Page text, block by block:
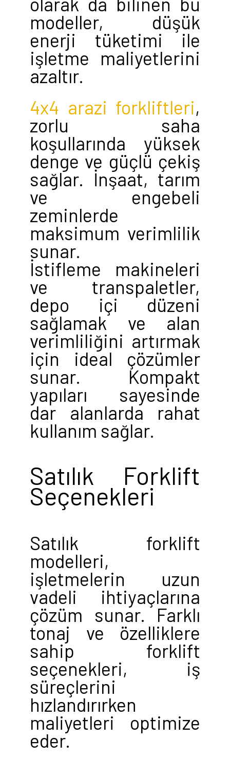
modeller, düşük
enerji tüketimi ile
işletme maliyetlerini
azaltır.
4x4 arazi forkliftleri,
zorlu saha
koşullarında yüksek
denge ve güçlü çekiş
sağlar. İnşaat, tarım
ve engebeli
zeminlerde
maksimum verimlilik
sunar.
İstifleme makineleri
ve transpaletler,
depo içi düzeni
sağlamak ve alan
verimliliğini artırmak
için ideal çözümler
sunar. Kompakt
yapıları sayesinde
dar alanlarda rahat
kullanım sağlar.
Satılık Forklift
Seçenekleri
Satılık forklift
modelleri,
işletmelerin uzun
vadeli ihtiyaçlarına
çözüm sunar. Farklı
tonaj ve özelliklere
sahip forklift
seçenekleri, iş
süreçlerini
hızlandırırken
maliyetleri optimize
eder.